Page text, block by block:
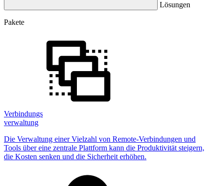
Lösungen
Pakete
Verbindungs
verwaltung
Die Verwaltung einer Vielzahl von Remote-Verbindungen und
Tools über eine zentrale Plattform kann die Produktivität steigern,
die Kosten senken und die Sicherheit erhöhen.